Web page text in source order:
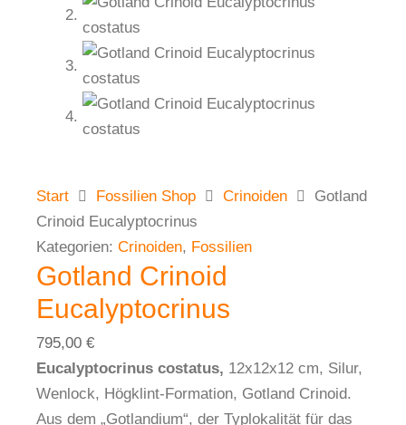
Start Fossilien Shop Crinoiden
Gotland
Crinoid Eucalyptocrinus
Kategorien: Crinoiden, Fossilien
Gotland Crinoid
Eucalyptocrinus
795,00 €
Eucalyptocrinus costatus, 12x12x12 cm, Silur,
Wenlock, Högklint-Formation, Gotland Crinoid.
Aus dem „Gotlandium“, der Typlokalität für das